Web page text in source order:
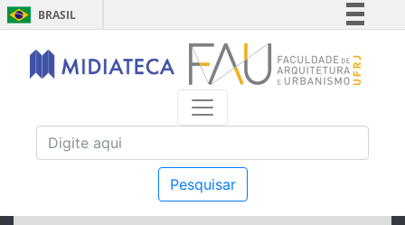
BRASIL
Simplifique!
Comunica BR
Acesso à informação
Pesquisar